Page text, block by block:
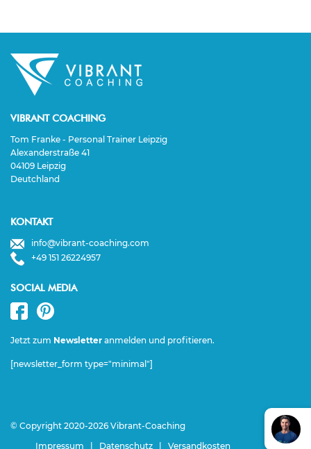
VIBRANT COACHING
Tom Franke - Personal Trainer Leipzig
Alexanderstraße 41
04109 Leipzig
Deutchland
KONTAKT
info@vibrant-coaching.com
+49 151 26224957
SOCIAL MEDIA
Jetzt zum Newsletter anmelden und profitieren.
[newsletter_form type="minimal"]
© Copyright 2020-2026 Vibrant-Coaching
Impressum
| Datenschutz | Versandkosten